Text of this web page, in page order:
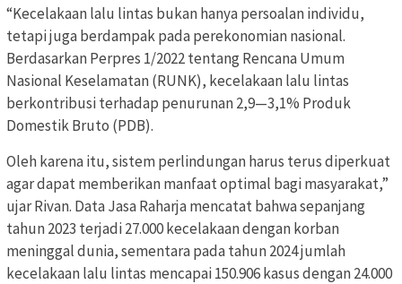
“Kecelakaan lalu lintas bukan hanya persoalan individu,
tetapi juga berdampak pada perekonomian nasional.
Berdasarkan Perpres 1/2022 tentang Rencana Umum
Nasional Keselamatan (RUNK), kecelakaan lalu lintas
berkontribusi terhadap penurunan 2,9—3,1% Produk
Domestik Bruto (PDB).
Oleh karena itu, sistem perlindungan harus terus diperkuat
agar dapat memberikan manfaat optimal bagi masyarakat,”
ujar Rivan. Data Jasa Raharja mencatat bahwa sepanjang
tahun 2023 terjadi 27.000 kecelakaan dengan korban
meninggal dunia, sementara pada tahun 2024 jumlah
kecelakaan lalu lintas mencapai 150.906 kasus dengan 24.000